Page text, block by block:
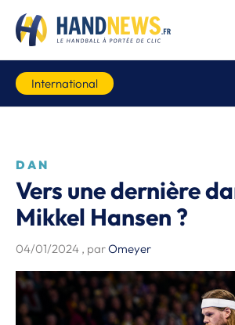
International
DAN
Vers une dernière
Mikkel Hansen ?
04/01/2024 , parOmeyer